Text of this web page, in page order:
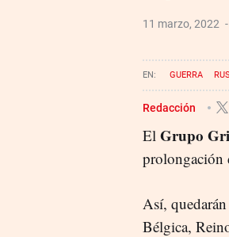
11 marzo, 2022
GUERRA
Redacción
El Grupo
prolongación
Así,
Bélgica,